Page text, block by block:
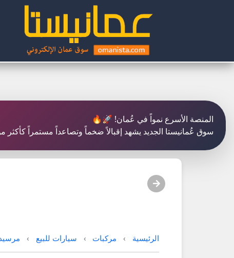
المنصة الأسرع نمواً في عُمان! 🚀🔥
سوق عُمانيستا الجديد يشهد إقبالاً ضخماً وتصاعداً مستمراً
الرئيسية مركبات سيارات للبيع